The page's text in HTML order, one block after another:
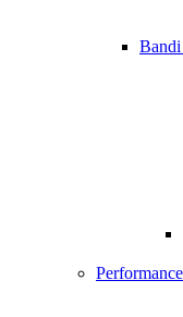
Performance